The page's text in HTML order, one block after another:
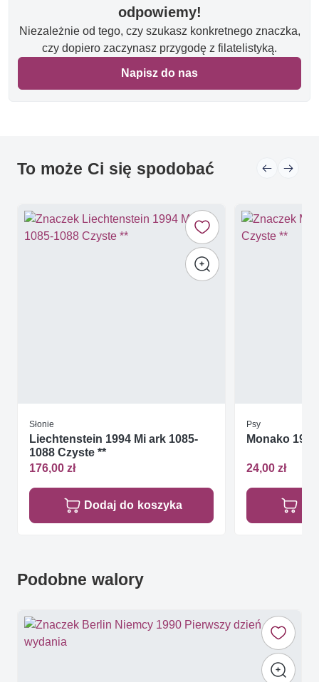
odpowiemy!
Niezależnie od tego, czy szukasz konkretnego znaczka,
czy dopiero zaczynasz przygodę z filatelistyką.
Napisz do nas
To może Ci się spodobać
Słonie
Liechtenstein 1994 Mi ark 1085-
1088 Czyste **
176,00 zł
Dodaj do koszyka
Psy
Monako
24,00 zł
Podobne walory